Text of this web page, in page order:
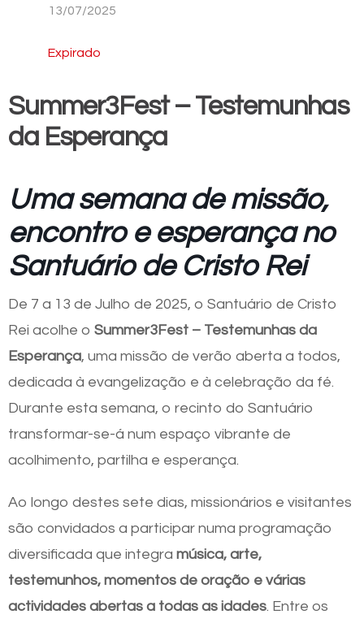
13/07/2025
Expirado
Summer3Fest – Testemunhas
da Esperança
Uma semana de missão,
encontro e esperança no
Santuário de Cristo Rei
De 7 a 13 de Julho de 2025, o Santuário de Cristo
Rei acolhe o Summer3Fest – Testemunhas da
Esperança, uma missão de verão aberta a todos,
dedicada à evangelização e à celebração da fé.
Durante esta semana, o recinto do Santuário
transformar-se-á num espaço vibrante de
acolhimento, partilha e esperança.
Ao longo destes sete dias, missionários e visitantes
são convidados a participar numa programação
diversificada que integra música, arte,
testemunhos, momentos de oração e várias
actividades abertas a todas as idades. Entre os